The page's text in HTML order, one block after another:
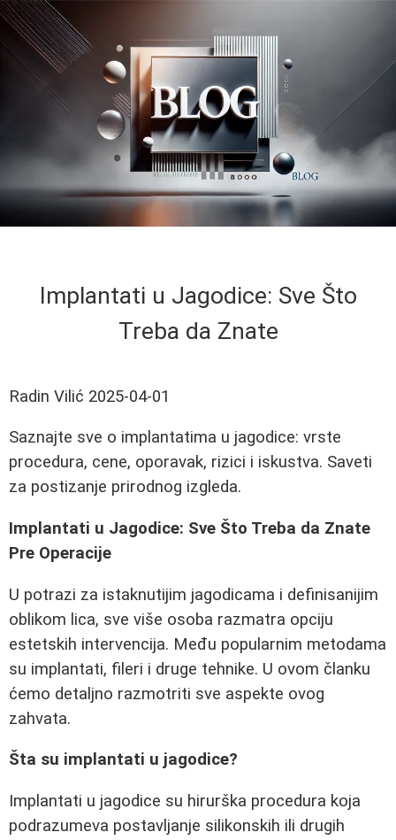
Implantati u Jagodice: Sve Što
Treba da Znate
Radin Vilić 2025-04-01
Saznajte sve o implantatima u jagodice: vrste
procedura, cene, oporavak, rizici i iskustva. Saveti
za postizanje prirodnog izgleda.
Implantati u Jagodice: Sve Što Treba da Znate
Pre Operacije
U potrazi za istaknutijim jagodicama i definisanijim
oblikom lica, sve više osoba razmatra opciju
estetskih intervencija. Među popularnim metodama
su implantati, fileri i druge tehnike. U ovom članku
ćemo detaljno razmotriti sve aspekte ovog
zahvata.
Šta su implantati u jagodice?
Implantati u jagodice su hirurška procedura koja
podrazumeva postavljanje silikonskih ili drugih